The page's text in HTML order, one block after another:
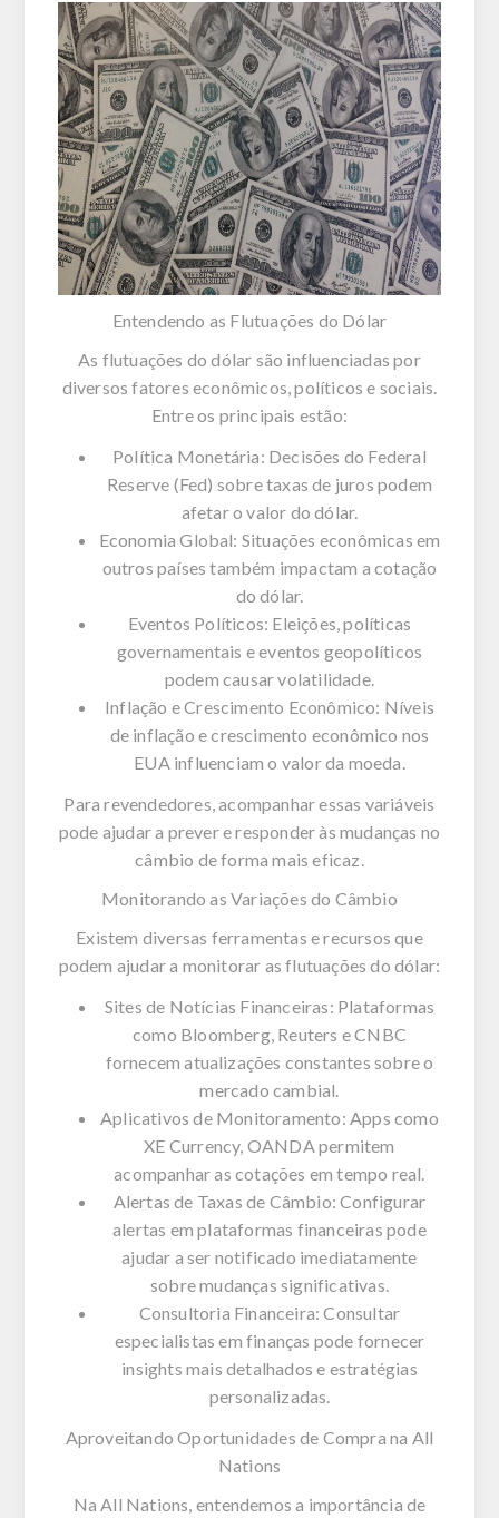
Entendendo as Flutuações do Dólar
As flutuações do dólar são influenciadas por
diversos fatores econômicos, políticos e sociais.
Entre os principais estão:
Política Monetária: Decisões do Federal
Reserve (Fed) sobre taxas de juros podem
afetar o valor do dólar.
Economia Global: Situações econômicas em
outros países também impactam a cotação
do dólar.
Eventos Políticos: Eleições, políticas
governamentais e eventos geopolíticos
podem causar volatilidade.
Inflação e Crescimento Econômico: Níveis
de inflação e crescimento econômico nos
EUA influenciam o valor da moeda.
Para revendedores, acompanhar essas variáveis
pode ajudar a prever e responder às mudanças no
câmbio de forma mais eficaz.
Monitorando as Variações do Câmbio
Existem diversas ferramentas e recursos que
podem ajudar a monitorar as flutuações do dólar:
Sites de Notícias Financeiras: Plataformas
como Bloomberg, Reuters e CNBC
fornecem atualizações constantes sobre o
mercado cambial.
Aplicativos de Monitoramento: Apps como
XE Currency, OANDA permitem
acompanhar as cotações em tempo real.
Alertas de Taxas de Câmbio: Configurar
alertas em plataformas financeiras pode
ajudar a ser notificado imediatamente
sobre mudanças significativas.
Consultoria Financeira: Consultar
especialistas em finanças pode fornecer
insights mais detalhados e estratégias
personalizadas.
Aproveitando Oportunidades de Compra na All
Nations
NaAll Nations, entendemos a importância de